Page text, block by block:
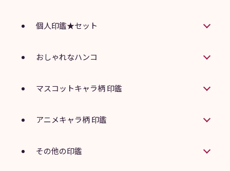
個人印鑑★セット
おしゃれなハンコ
マスコットキャラ柄 印鑑
アニメキャラ柄 印鑑
その他の印鑑